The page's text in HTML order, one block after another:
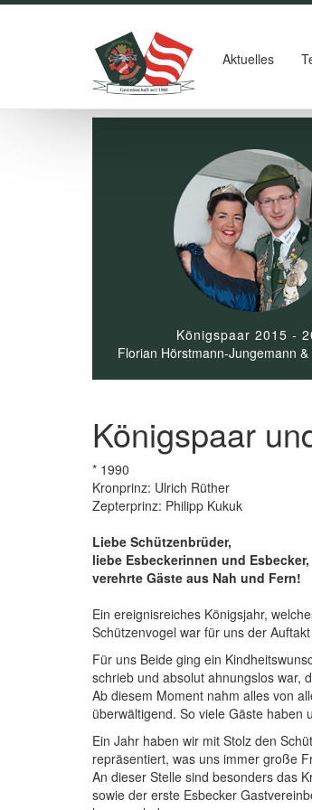
Aktuelles
Königspaar 2015 -
Florian Hörstmann-Jungemann
Königspaar
* 1990
Kronprinz: Ulrich Rüther
Zepterprinz: Philipp Kukuk
Liebe Schützenbrüder,
liebe Esbeckerinnen und Esbecker,
verehrte Gäste aus Nah und Fern!
Ein ereignisreiches Königsjahr,
Schützenvogel war für uns der
Für uns Beide ging ein
schrieb und absolut ahnungslos war,
Ab diesem Moment nahm alles von
überwältigend. So viele Gäste haben
Ein Jahr haben wir mit Stolz den
repräsentiert, was uns immer große
An dieser Stelle sind besonders das
sowie der erste Esbecker